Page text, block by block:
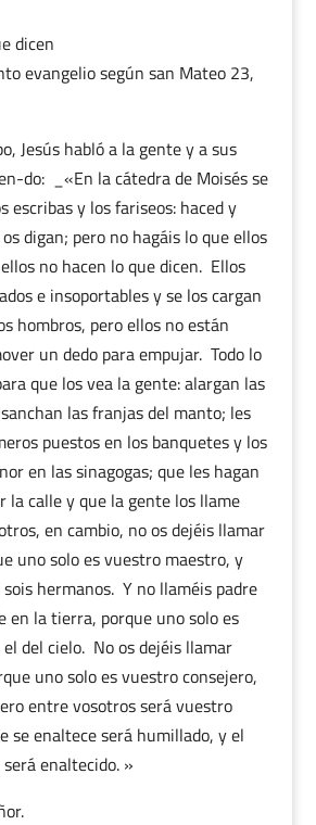
dicen
evangelio según san Mateo 23,
Jesús habló a la gente y a sus
do: _«En la cátedra de Moisés se
escribas y los fariseos: haced y
digan; pero no hagáis lo que ellos
no hacen lo que dicen. Ellos
e insoportables y se los cargan
hombros, pero ellos no están
un dedo para empujar. Todo lo
que los vea la gente: alargan las
las franjas del manto; les
puestos en los banquetes y los
en las sinagogas; que les hagan
la calle y que la gente los llame
en cambio, no os dejéis llamar
uno solo es vuestro maestro, y
hermanos. Y no llaméis padre
en la tierra, porque uno solo es
del cielo. No os dejéis llamar
uno solo es vuestro consejero,
entre vosotros será vuestro
se enaltece será humillado, y el
enaltecido. »